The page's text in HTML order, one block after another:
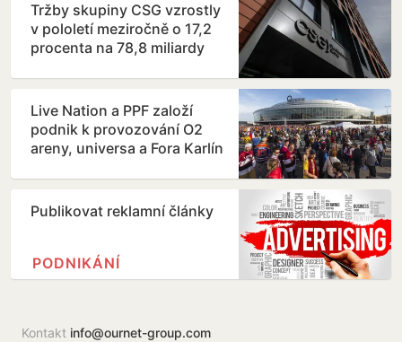
Tržby skupiny CSG vzrostly
v pololetí meziročně o 17,2
procenta na 78,8 miliardy
Live Nation a PPF založí
podnik k provozování O2
areny, universa a Fora Karlín
Publikovat reklamní články
PODNIKÁNÍ
Kontakt info@ournet-group.com